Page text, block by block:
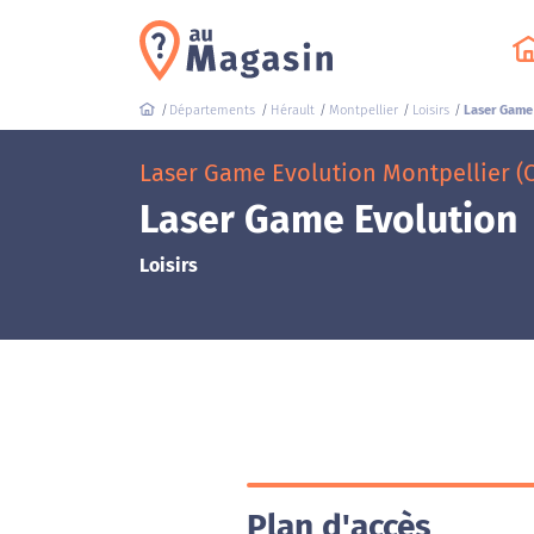
Départements Hérault Montpellier Loisirs Laser
Laser Game Evolution Montpellier
Laser Game Evolution
Loisirs